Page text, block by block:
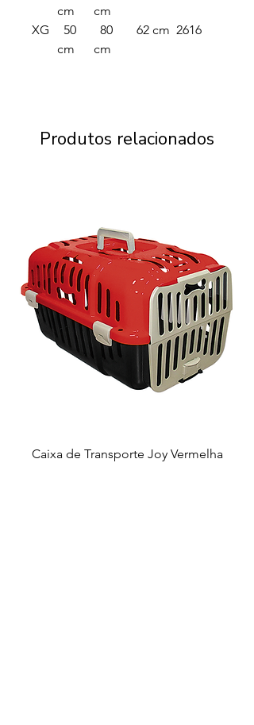
cm
cm
XG
50
cm
80
cm
62 cm 2616
Produtos relacionados
Caixa de Transporte Joy Vermelha